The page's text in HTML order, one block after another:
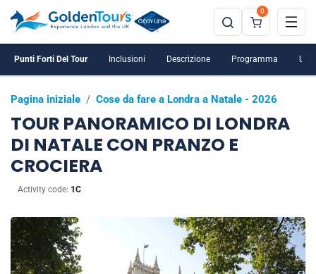
0
Pagina iniziale / Cose da fare a Londra a Natale - 2026
TOUR PANORAMICO DI LONDRA
DI NATALE CON PRANZO E
CROCIERA
Activity code: 1C
Punti Forti Del Tour Inclusioni Descrizione Programma